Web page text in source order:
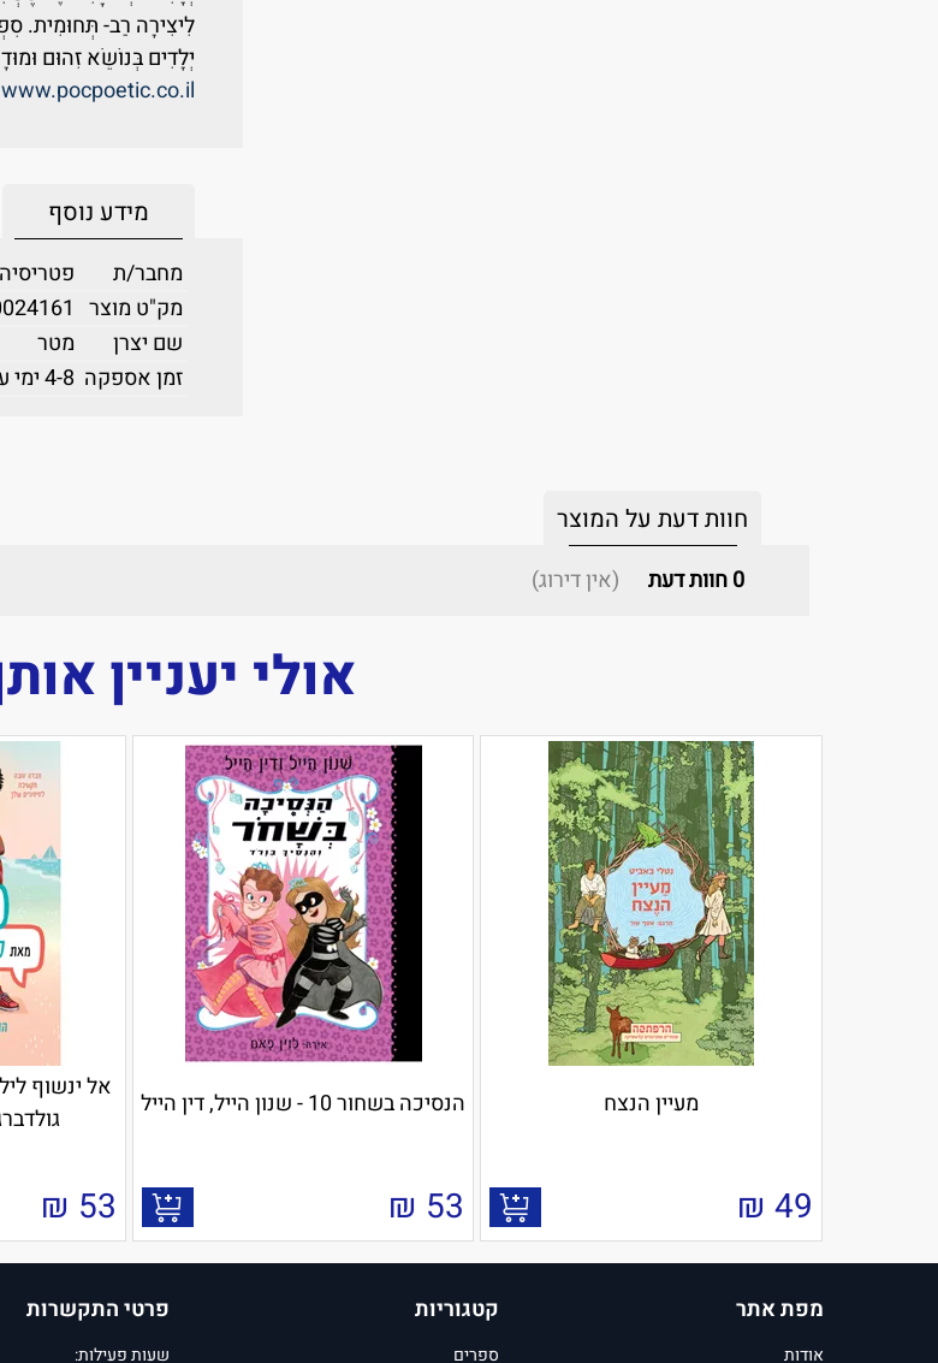
לִיצִירָה רַב- תְּחוּמִית.
יְלָדִים בְּנוֹשֵׂא זִהוּם
www.pocpoetic.co.il
מידע נוסף
מחבר/ת
מק"ט מוצר
שם יצרן
מטר
זמן אספקה 4-8 ימי עסקים
חוות דעת על המוצר
0חוות דעת (אין דירוג)
אולי יעניין
מעיין הנצח
49
₪
הנסיכה בשחור 10 - שנון הייל, דין הייל
53
₪
אל ינשוף
53
₪
מפת אתר
אודות
קטגוריות
ספרים
פרטי התקשרות
שעות פעילות: